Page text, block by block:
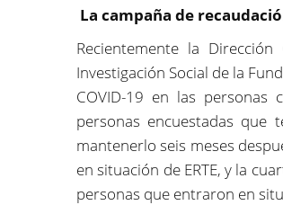
La campaña de
Recientemente la
Investigación Social de la
COVID-19 en las personas
personas encuestadas
mantenerlo seis meses
en situación de ERTE, y la
personas que entraron en